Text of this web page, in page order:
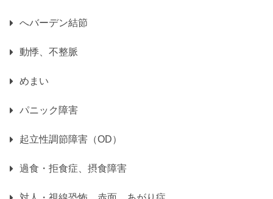
へバーデン結節
動悸、不整脈
めまい
パニック障害
起立性調節障害（OD）
過食・拒食症、摂食障害